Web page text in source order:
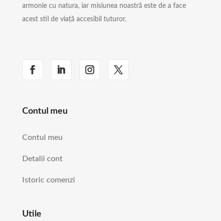
armonie cu natura, iar misiunea noastră este de a face
acest stil de viață accesibil tuturor.
Contul meu
Contul meu
Detalii cont
Istoric comenzi
Utile